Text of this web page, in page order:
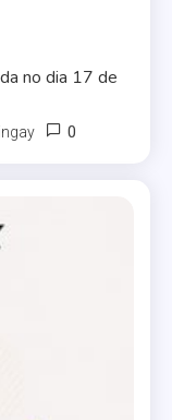
no dia 17 de
0